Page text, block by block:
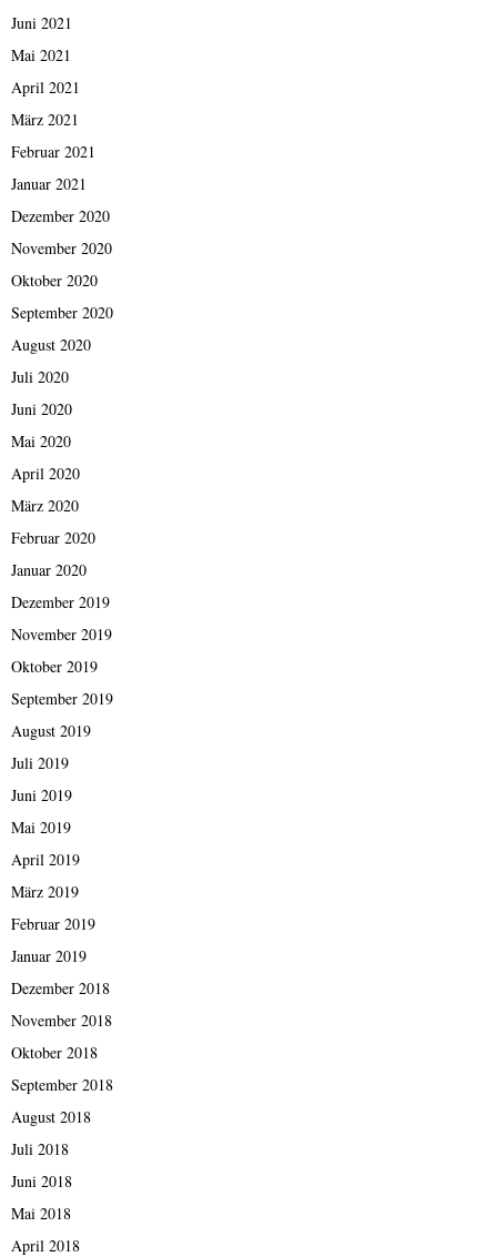
Juni 2021
Mai 2021
April 2021
März 2021
Februar 2021
Januar 2021
Dezember 2020
November 2020
Oktober 2020
September 2020
August 2020
Juli 2020
Juni 2020
Mai 2020
April 2020
März 2020
Februar 2020
Januar 2020
Dezember 2019
November 2019
Oktober 2019
September 2019
August 2019
Juli 2019
Juni 2019
Mai 2019
April 2019
März 2019
Februar 2019
Januar 2019
Dezember 2018
November 2018
Oktober 2018
September 2018
August 2018
Juli 2018
Juni 2018
Mai 2018
April 2018